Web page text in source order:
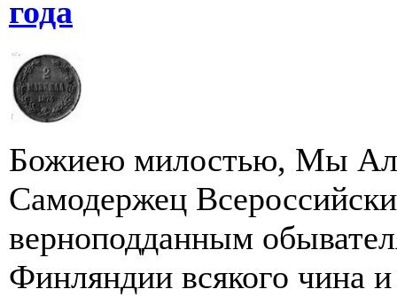
года
Божиею милостью, Мы
Самодержец
верноподданным
Финляндии всякого чина